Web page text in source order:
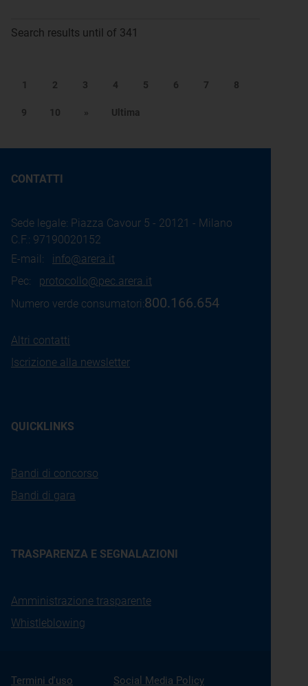
Search results until of 341
1 2 3 4 5 6 7 8
9 10 » Ultima
CONTATTI
Sede legale: Piazza Cavour 5 - 20121 - Milano
C.F.: 97190020152
E-mail: info@arera.it
Pec: protocollo@pec.arera.it
Numero verde consumatori:800.166.654
Altri contatti
Iscrizione alla newsletter
QUICKLINKS
Bandi di concorso
Bandi di gara
TRASPARENZA E SEGNALAZIONI
Amministrazione trasparente
Whistleblowing
Termini d'uso Social Media Policy